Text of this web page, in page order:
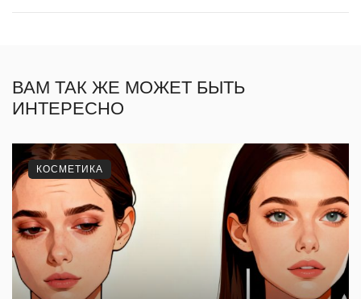
ВАМ ТАК ЖЕ МОЖЕТ БЫТЬ
ИНТЕРЕСНО
КОСМЕТИКА